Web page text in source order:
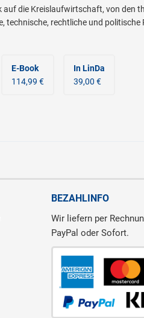
auf die Kreislaufwirtschaft, von den
rechtliche und
E-Book
114,99 €
In LinDa
39,00 €
BEZAHLINFO
Wir liefern per
PayPal oder Sofort.